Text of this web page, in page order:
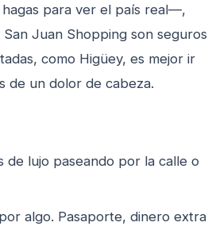
para ver el país real—,
Juan Shopping son seguros
como Higüey, es mejor ir
de un dolor de cabeza.
de lujo paseando por la calle o
algo. Pasaporte, dinero extra